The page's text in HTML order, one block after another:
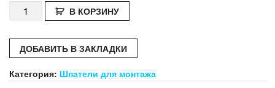
Количество
Шпатель
угловой,
широкий,
с
короткой
В КОРЗИНУ
ДОБАВИТЬ В ЗАКЛАДКИ
Категория: Шпатели для монтажа